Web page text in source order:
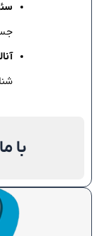
با